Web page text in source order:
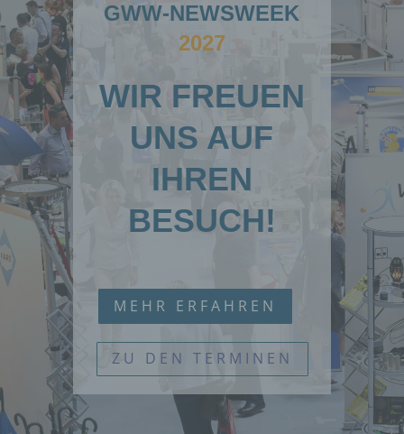
GWW-NEWSWEEK
2027
WIR FREUEN
UNS AUF
IHREN
BESUCH!
MEHR ERFAHREN
ZU DEN TERMINEN